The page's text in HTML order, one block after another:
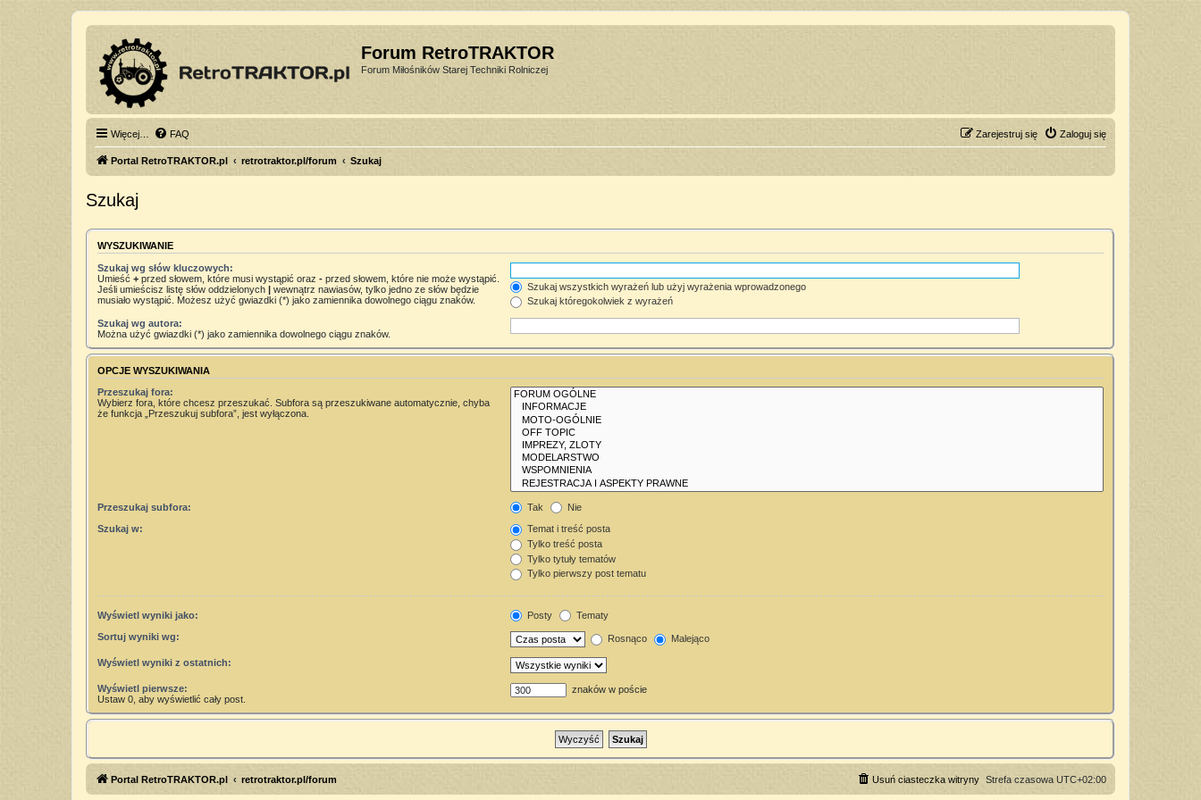
Forum RetroTRAKTOR
Forum Miłośników Starej Techniki Rolniczej
Więcej… FAQ Zaloguj się
Zarejestruj się
Portal RetroTRAKTOR.pl retrotraktor.pl/forum Szukaj
Szukaj
WYSZUKIWANIE
Szukaj wg słów kluczowych:
Umieść + przed słowem, które musi wystąpić oraz - przed słowem, które nie może wystąpić.
Jeśli umieścisz listę słów oddzielonych | wewnątrz nawiasów, tylko jedno ze słów będzie
musiało wystąpić. Możesz użyć gwiazdki (*) jako zamiennika dowolnego ciągu znaków.
Szukaj wszystkich wyrażeń lub użyj wyrażenia wprowadzonego
Szukaj któregokolwiek z wyrażeń
Szukaj wg autora:
Można użyć gwiazdki (*) jako zamiennika dowolnego ciągu znaków.
OPCJE WYSZUKIWANIA
Przeszukaj fora:
Wybierz fora, które chcesz przeszukać. Subfora są przeszukiwane automatycznie, chyba
że funkcja „Przeszukuj subfora”, jest wyłączona.
Przeszukaj subfora: Tak Nie
Szukaj w:
Temat i treść posta
Tylko treść posta
Tylko tytuły tematów
Tylko pierwszy post tematu
Wyświetl wyniki jako: Posty Tematy
Sortuj wyniki wg: Rosnąco Malejąco
Wyświetl wyniki z ostatnich:
Wyświetl pierwsze:
Ustaw 0, aby wyświetlić cały post.
znaków w poście
Portal RetroTRAKTOR.pl retrotraktor.pl/forum Strefa czasowa UTC+02:00
Usuń ciasteczka witryny